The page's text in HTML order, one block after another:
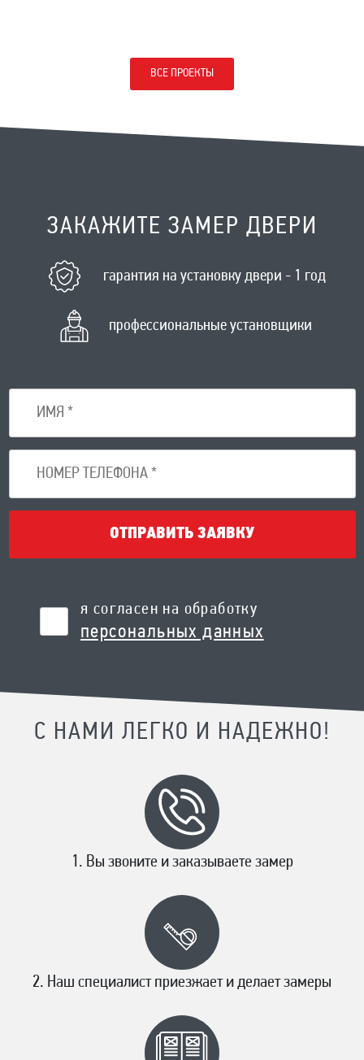
ВСЕ ПРОЕКТЫ
ЗАКАЖИТЕ ЗАМЕР ДВЕРИ
гарантия на установку двери - 1 год
профессиональные установщики
ОТПРАВИТЬ ЗАЯВКУ
я согласен на обработку
персональных данных
С НАМИ ЛЕГКО И НАДЕЖНО!
Вы звоните и заказываете замер
Наш специалист приезжает и делает замеры